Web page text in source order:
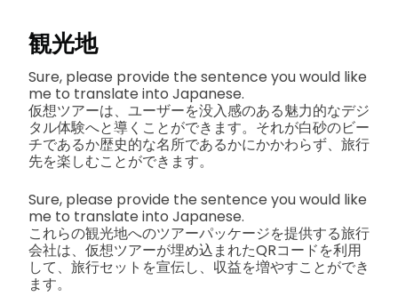
観光地
Sure, please provide the sentence you would like
me to translate into Japanese.
仮想ツアーは、ユーザーを没入感のある魅力的なデジ
タル体験へと導くことができます。それが白砂のビー
チであるか歴史的な名所であるかにかかわらず、旅行
先を楽しむことができます。
Sure, please provide the sentence you would like
me to translate into Japanese.
これらの観光地へのツアーパッケージを提供する旅行
会社は、仮想ツアーが埋め込まれたQRコードを利用
して、旅行セットを宣伝し、収益を増やすことができ
ます。